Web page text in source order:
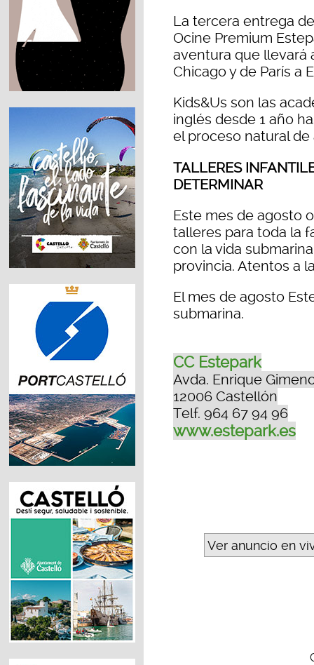
La tercera entrega
Ocine Premium
aventura que llevará
Chicago y de París a
Kids&Us son las
inglés desde 1 año
el proceso natural
TALLERES
DETERMINAR
Este mes de agosto
talleres para toda la
con la vida
provincia. Atentos a
El mes de agosto
submarina.
CC Estepark
Avda. Enrique
12006 Castellón
Telf. 964 67 94 96
www.estepark.es
Ver anuncio en